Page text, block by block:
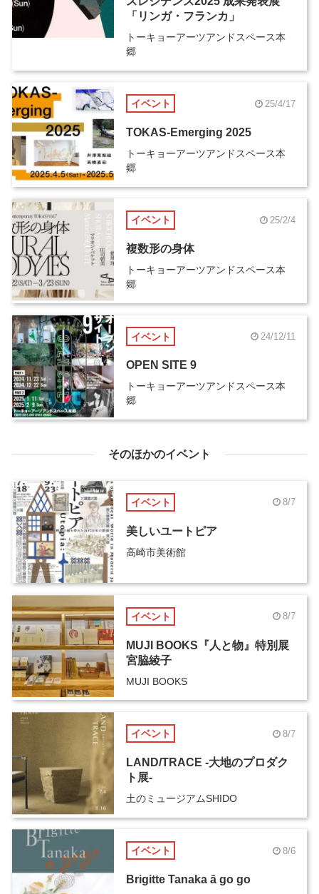
「リンガ・フランカ」
トーキョーアーツアンドスペース本
郷
イベント 25/4/17
TOKAS-Emerging 2025
トーキョーアーツアンドスペース本
郷
イベント 25/2/4
複数形の身体
トーキョーアーツアンドスペース本
郷
イベント 24/12/11
OPEN SITE 9
トーキョーアーツアンドスペース本
郷
そのほかのイベント
イベント 8/7
美しいユートピア
高崎市美術館
イベント 8/7
MUJI BOOKS『人と物』特別展
宮脇綾子
MUJI BOOKS
イベント 8/7
LAND/TRACE -大地のプロダク
ト展-
土のミュージアムSHIDO
イベント 8/6
Brigitte Tanaka ā go go